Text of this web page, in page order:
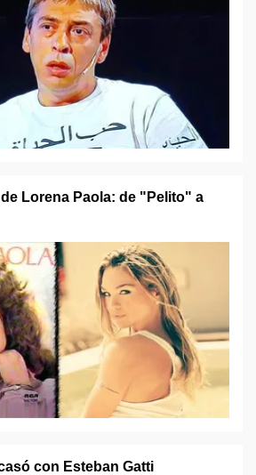
Lorena Paola: de "Pelito" a
con Esteban Gatti